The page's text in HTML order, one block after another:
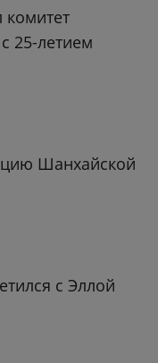
комитет
25-летием
Шанхайской
с Эллой